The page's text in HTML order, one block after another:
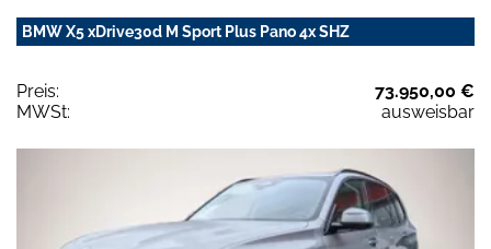
BMW X5 xDrive30d M Sport Plus Pano 4x SHZ
Preis:
73.950,00 €
MWSt:
ausweisbar